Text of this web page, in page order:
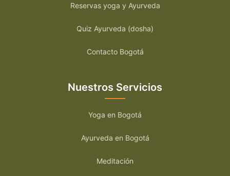
Reservas yoga y Ayurveda
Quiz Ayurveda (dosha)
Contacto Bogotá
Nuestros Servicios
Yoga en Bogotá
Ayurveda en Bogotá
Meditación